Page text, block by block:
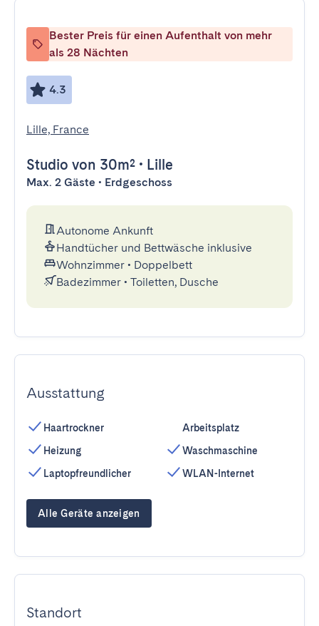
Bester Preis für einen Aufenthalt von mehr
als 28 Nächten
4.3
Lille, France
Studio von 30m² • Lille
Max. 2 Gäste • Erdgeschoss
Autonome Ankunft
Handtücher und Bettwäsche inklusive
Wohnzimmer • Doppelbett
Badezimmer • Toiletten, Dusche
Ausstattung
Haartrockner
Heizung
Laptopfreundlicher
Arbeitsplatz
Waschmaschine
WLAN-Internet
Alle Geräte anzeigen
Standort